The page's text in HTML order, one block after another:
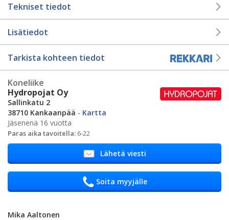
Tekniset tiedot
Lisätiedot
Tarkista kohteen tiedot
Koneliike
Hydropojat Oy
Sallinkatu 2
38710 Kankaanpää - Kartta
Jäsenenä 16 vuotta
Paras aika tavoitella: 6-22
Lähetä viesti
Soita myyjälle
Mika Aaltonen